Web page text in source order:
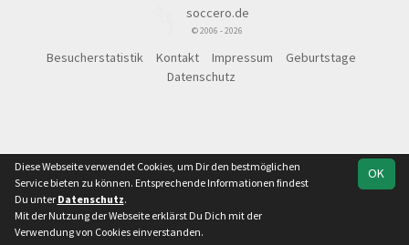
soccero.de
© 2006 - 2026
Besucherstatistik Kontakt Impressum
Geburtstage
Datenschutz
OK
Diese Webseite verwendet Cookies, um Dir den bestmöglichen
Service bieten zu können. Entsprechende Informationen findest
Du unter Datenschutz.
Mit der Nutzung der Webseite erklärst Du Dich mit der
Verwendung von Cookies einverstanden.